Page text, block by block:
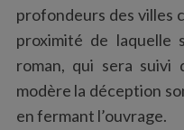
profondeurs des villes
proximité de laquelle
roman, qui sera suivi
modère la déception
en fermant l’ouvrage.